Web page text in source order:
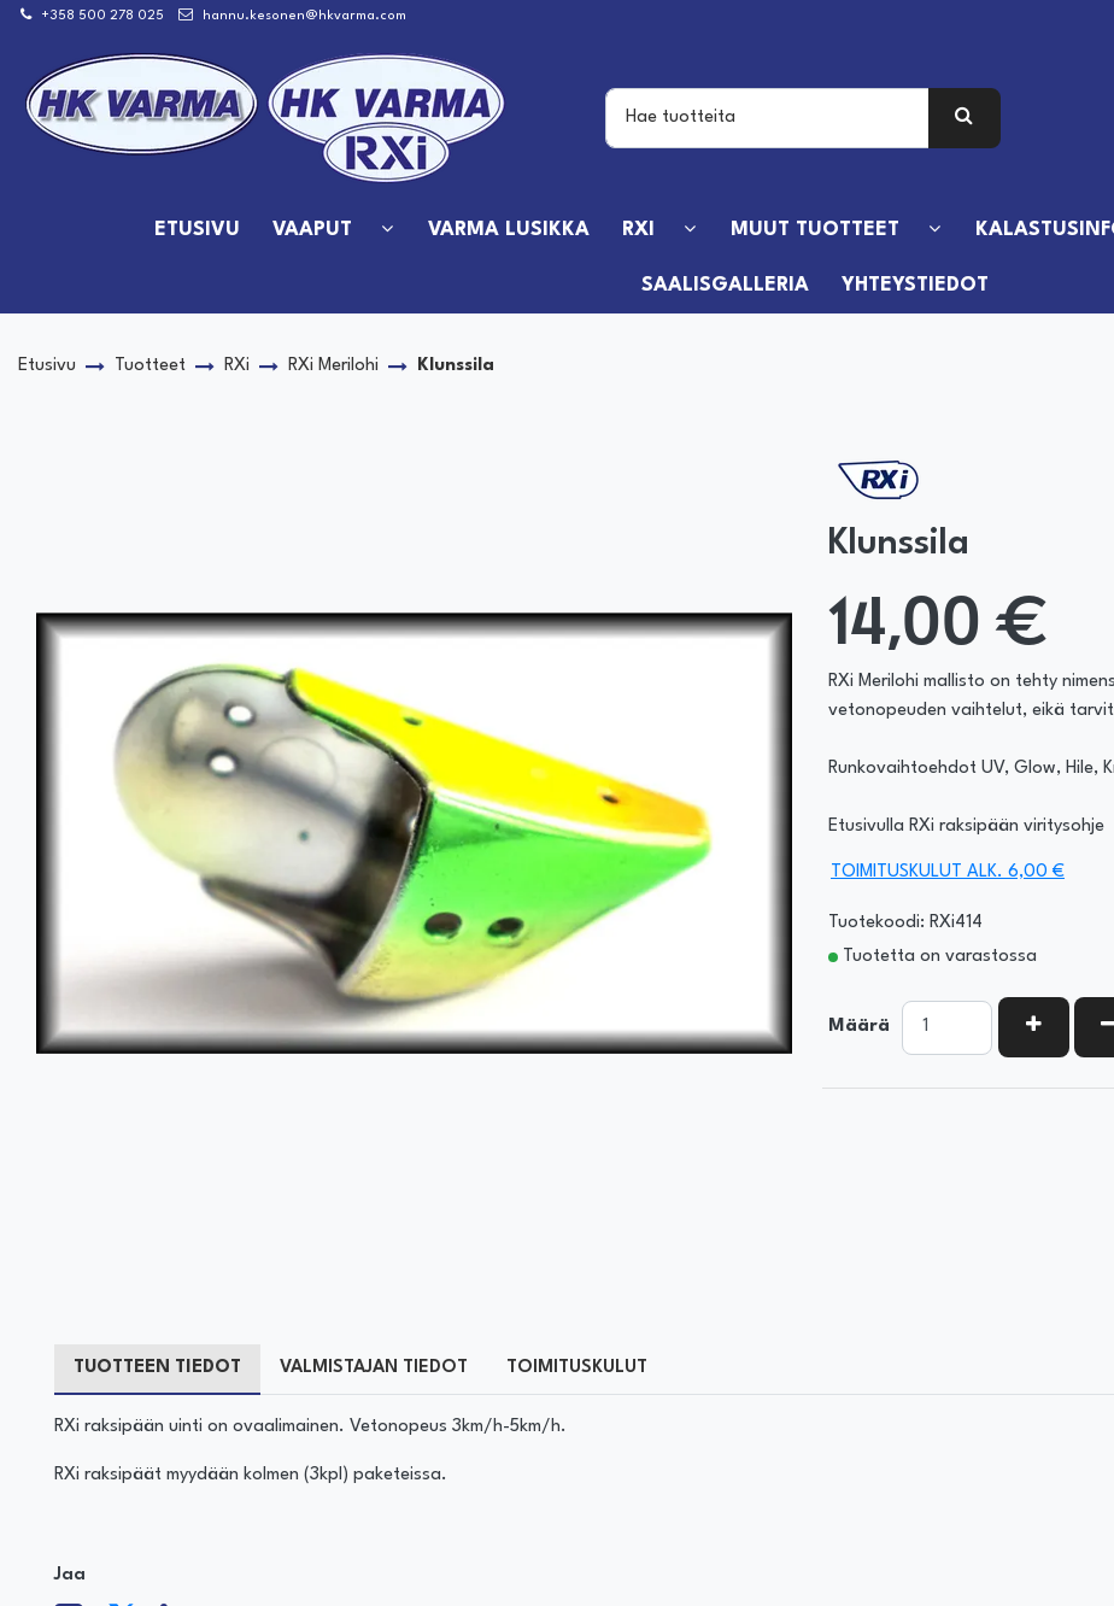
Siirry pääsisältöön
+358 500 278 025 hannu.kesonen@hkvarma.com
ETUSIVU VAAPUT VARMA LUSIKKA RXI MUUT TUOTTEET
SAALISGALLERIA YHTEYSTIEDOT
Etusivu Tuotteet RXi RXi Merilohi Klunssila
Klunssila
14,00 €
RXi Merilohi mallisto on tehty
vetonopeuden vaihtelut, eikä
Runkovaihtoehdot UV, Glow, Hile,
Etusivulla RXi raksipään viritysohje
TOIMITUSKULUT ALK. 6,00 €
Tuotekoodi: RXi414
Tuotetta on varastossa
Määrä KASVATA
TUOTTEEN TIEDOT VALMISTAJAN TIEDOT TOIMITUSKULUT
RXi raksipään uinti on ovaalimainen. Vetonopeus 3km/h-5km/h.
RXi raksipäät myydään kolmen (3kpl) paketeissa.
Jaa